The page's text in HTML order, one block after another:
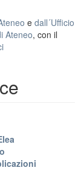
e dall´Ufficio
Ateneo, con il